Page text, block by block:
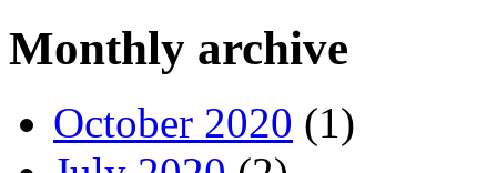
Monthly archive
October 2020 (1)